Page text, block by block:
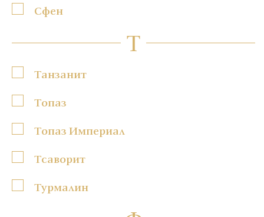
Сфен
Т
Танзанит
Топаз
Топаз Империал
Тсаворит
Турмалин